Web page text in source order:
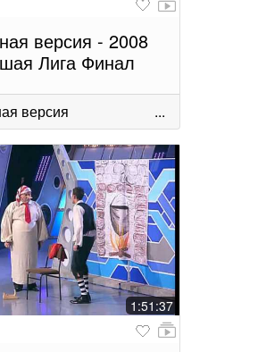
версия - 2008
Лига Финал
версия ...
1:51:37